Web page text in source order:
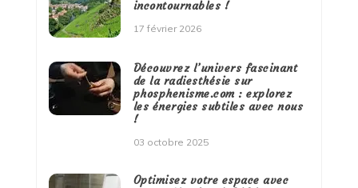
incontournables !
17 février 2026
Découvrez l’univers fascinant
de la radiesthésie sur
phosphenisme.com : explorez
les énergies subtiles avec nous
!
03 octobre 2025
Optimisez votre espace avec